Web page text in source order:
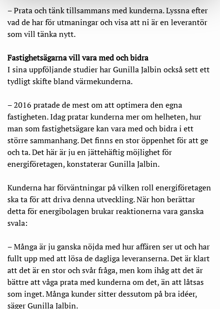
– Prata och tänk tillsammans med kunderna. Lyssna efter
vad de har för utmaningar och visa att ni är en leverantör
som vill tänka nytt.
Fastighetsägarna vill vara med och bidra
I sina uppföljande studier har Gunilla Jalbin också sett ett
tydligt skifte bland värmekunderna.
– 2016 pratade de mest om att optimera den egna
fastigheten. Idag pratar kunderna mer om helheten, hur
man som fastighetsägare kan vara med och bidra i ett
större sammanhang. Det finns en stor öppenhet för att ge
och ta. Det här är ju en jättehäftig möjlighet för
energiföretagen, konstaterar Gunilla Jalbin.
Kunderna har förväntningar på vilken roll energiföretagen
ska ta för att driva denna utveckling. När hon berättar
detta för energibolagen brukar reaktionerna vara ganska
svala:
– Många är ju ganska nöjda med hur affären ser ut och har
fullt upp med att lösa de dagliga leveranserna. Det är klart
att det är en stor och svår fråga, men kom ihåg att det är
bättre att våga prata med kunderna om det, än att låtsas
som inget. Många kunder sitter dessutom på bra idéer,
säger Gunilla Jalbin.